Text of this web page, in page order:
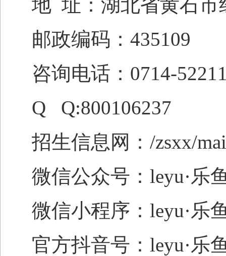
地 址：湖北省黄石市
邮政编码： 435109
咨询电话： 0714-
Q Q:800106237
招生信息网： /zsxx/
微信公众号：leyu·乐
微信小程序 ：leyu·
官方抖音号： leyu·乐